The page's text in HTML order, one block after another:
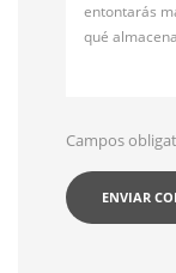
entontarás
qué
Campos